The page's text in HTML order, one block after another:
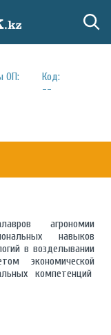
ОП:
Код:
--
агрономии
навыков
в возделывании
экономической
компетенций